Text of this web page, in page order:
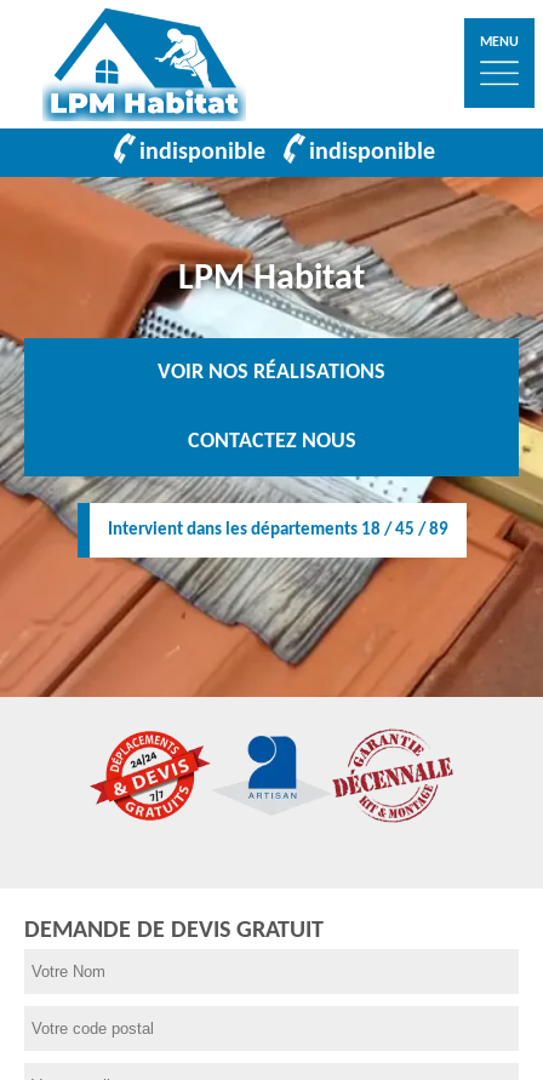
MENU
indisponible indisponible
LPM Habitat
VOIR NOS RÉALISATIONS
CONTACTEZ NOUS
Intervient dans les départements 18 / 45 / 89
DEMANDE DE DEVIS GRATUIT